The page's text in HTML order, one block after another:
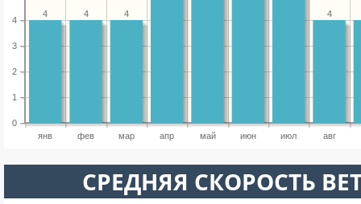
янв фев мар апр май июн июл авг
0
1
2
3
4
4
4
4
4
СРЕДНЯЯ СКОРОСТЬ